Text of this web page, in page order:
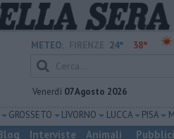
METEO: 24° 38°
Venerdì 07 Agosto 2026
GROSSETO LIVORNO LUCCA PISA
Interviste Animali